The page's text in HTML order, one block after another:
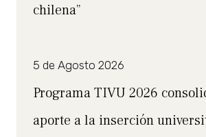
chilena”
5 de Agosto 2026
Programa TIVU 2026
aporte a la inserción